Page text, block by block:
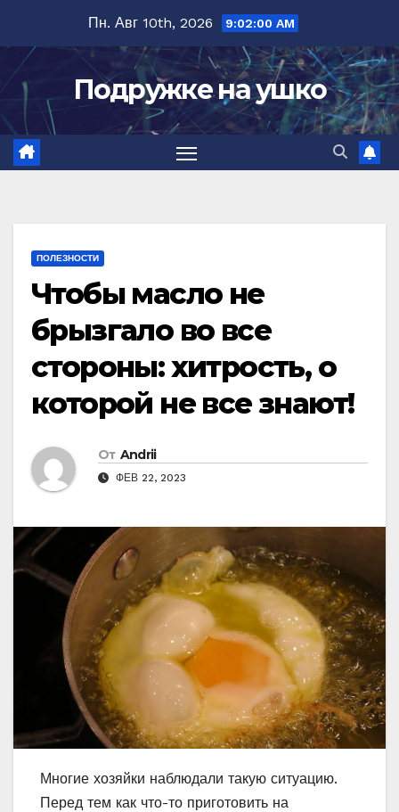
содержимому
Пн. Авг 10th, 2026 9:02:01 AM
Подружке на ушко
ПОЛЕЗНОСТИ
Чтобы масло не
брызгало во все
стороны: хитрость, о
которой не все знают!
От Andrii
ФЕВ 22, 2023
Многие хозяйки наблюдали такую ситуацию.
Перед тем как что-то приготовить на